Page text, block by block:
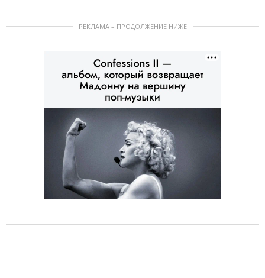
РЕКЛАМА – ПРОДОЛЖЕНИЕ НИЖЕ